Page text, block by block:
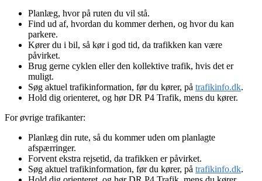
Planlæg, hvor på ruten du vil stå.
Find ud af, hvordan du kommer derhen, og hvor du kan
parkere.
Kører du i bil, så kør i god tid, da trafikken kan være
påvirket.
Brug gerne cyklen eller den kollektive trafik, hvis det er
muligt.
Søg aktuel trafikinformation, før du kører, på trafikinfo.dk.
Hold dig orienteret, og hør DR P4 Trafik, mens du kører.
For øvrige trafikanter:
Planlæg din rute, så du kommer uden om planlagte
afspærringer.
Forvent ekstra rejsetid, da trafikken er påvirket.
Søg aktuel trafikinformation, før du kører, på trafikinfo.dk.